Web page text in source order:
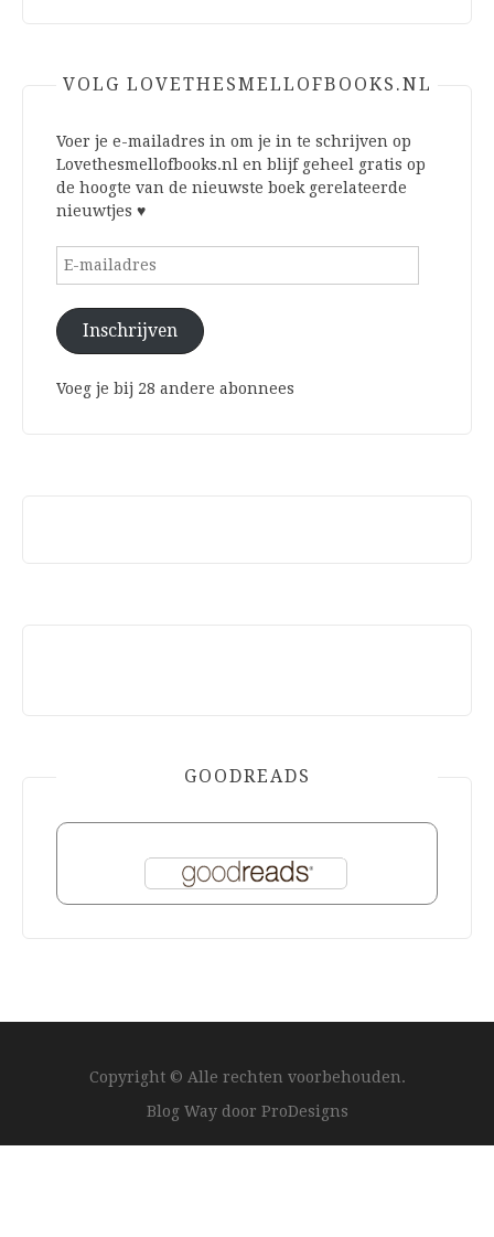
VOLG LOVETHESMELLOFBOOKS.NL
Voer je e-mailadres in om je in te schrijven op
Lovethesmellofbooks.nl en blijf geheel gratis op
de hoogte van de nieuwste boek gerelateerde
nieuwtjes ♥
E-
Inschrijven
Voeg je bij 28 andere abonnees
GOODREADS
Copyright © Alle rechten voorbehouden.
Blog Way door ProDesigns